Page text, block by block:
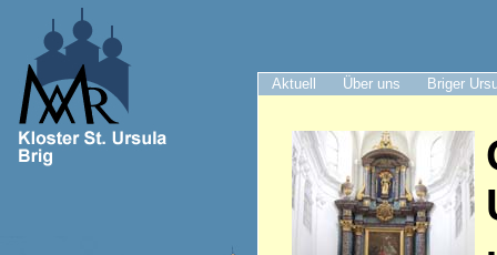
Aktuell Über uns Briger